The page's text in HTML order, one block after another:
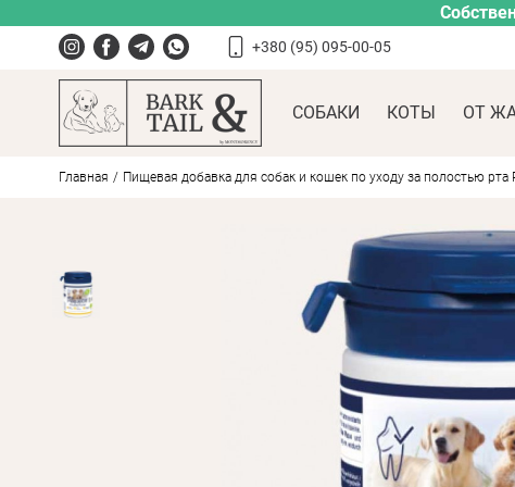
+380 (95) 095-00-05
СОБАКИ КОТЫ ОТ
Главная Пищевая добавка для собак и кошек по уходу за полостью рта